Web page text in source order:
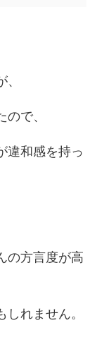
で、
違和感を持っ
の方言度が高
れません。